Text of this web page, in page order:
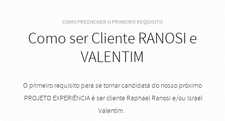
COMO PREENCHER O PRIMEIRO REQUISITO
Como ser Cliente RANOSI e
VALENTIM
O primeiro requisito para se tornar candidata do nosso próximo
PROJETO EXPERIÊNCIA é ser cliente Raphael Ranosi e/ou Israel
Valentim.